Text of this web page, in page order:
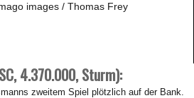
images / Thomas Frey
4.370.000, Sturm):
zweitem Spiel plötzlich auf der Bank.